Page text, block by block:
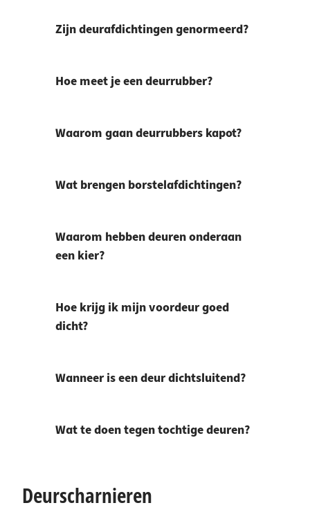
Zijn deurafdichtingen genormeerd?
Hoe meet je een deurrubber?
Waarom gaan deurrubbers kapot?
Wat brengen borstelafdichtingen?
Waarom hebben deuren onderaan
een kier?
Hoe krijg ik mijn voordeur goed
dicht?
Wanneer is een deur dichtsluitend?
Wat te doen tegen tochtige deuren?
Deurscharnieren